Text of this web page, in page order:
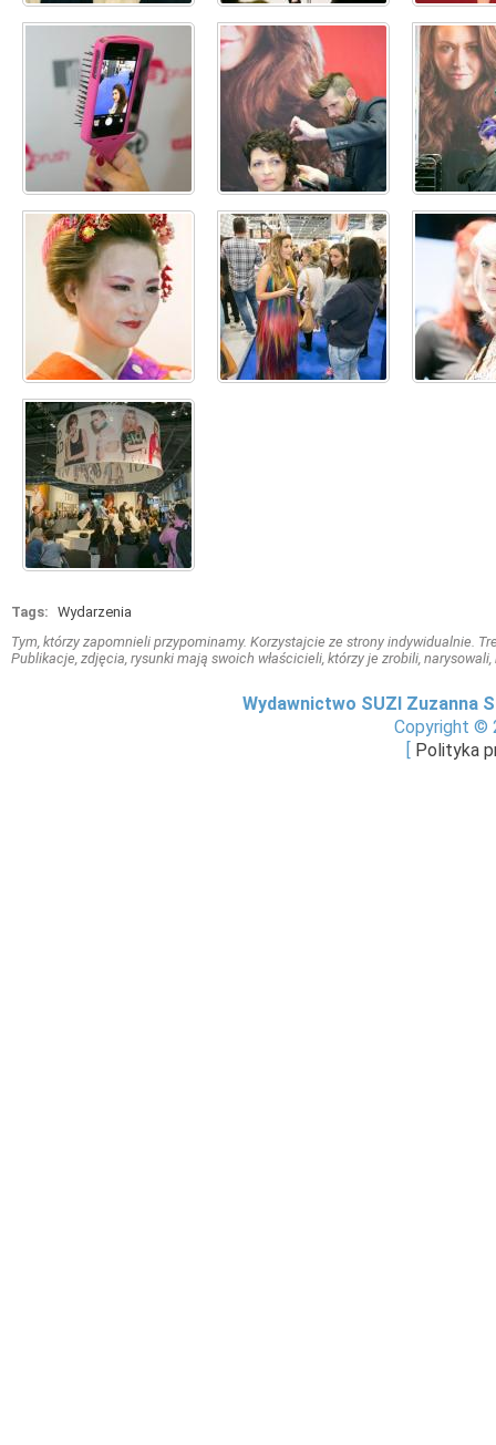
Tags: Wydarzenia
Tym, którzy zapomnieli przypominamy. Korzystajcie ze strony indywidualnie.
Publikacje, zdjęcia, rysunki mają swoich właścicieli, którzy je zrobili,
Wydawnictwo SUZI Zuzanna
Copyright ©
[ Polityka